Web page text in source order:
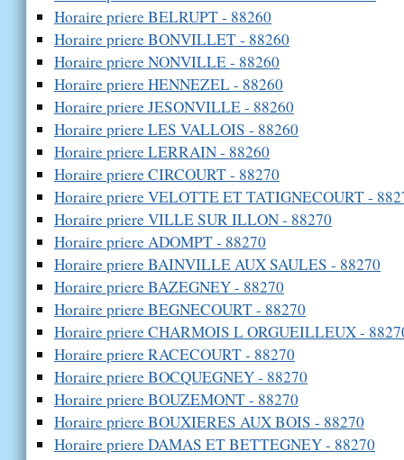
Horaire priere BELRUPT - 88260
Horaire priere BONVILLET - 88260
Horaire priere NONVILLE - 88260
Horaire priere HENNEZEL - 88260
Horaire priere JESONVILLE - 88260
Horaire priere LES VALLOIS - 88260
Horaire priere LERRAIN - 88260
Horaire priere CIRCOURT - 88270
Horaire priere VELOTTE ET TATIGNECOURT -
Horaire priere VILLE SUR ILLON - 88270
Horaire priere ADOMPT - 88270
Horaire priere BAINVILLE AUX SAULES - 88270
Horaire priere BAZEGNEY - 88270
Horaire priere BEGNECOURT - 88270
Horaire priere CHARMOIS L ORGUEILLEUX -
Horaire priere RACECOURT - 88270
Horaire priere BOCQUEGNEY - 88270
Horaire priere BOUZEMONT - 88270
Horaire priere BOUXIERES AUX BOIS - 88270
Horaire priere DAMAS ET BETTEGNEY - 88270